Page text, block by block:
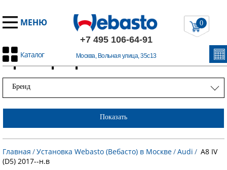
МЕНЮ
+7 495 106-64-91
Москва, Вольная улица, 35с13
Каталог
0
Примеры работ
Бренд
Показать
Главная /Установка Webasto (Вебасто) в Москве/Audi / A8 IV
(D5) 2017--н.в